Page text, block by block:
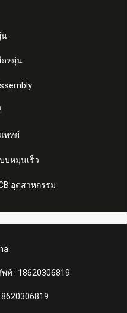
น
ดหยุ่น
พทย์
บหมุนเร็ว
อุตสาหกรรม
ท์ : 18620306819